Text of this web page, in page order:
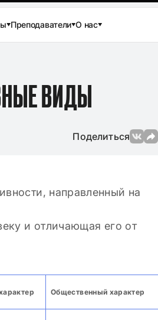
Преподаватели О нас
ВИДЫ
Поделиться
направленный на
и отличающая его от
Общественный характер